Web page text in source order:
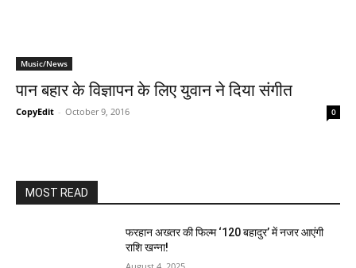
Music/News
पान बहार के विज्ञापन के लिए युवान ने दिया संगीत
CopyEdit - October 9, 2016 0
MOST READ
फरहान अख्तर की फिल्म ‘120 बहादुर’ में नजर आएंगी
राशि खन्ना!